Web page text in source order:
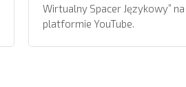
Wirtualny Spacer Językowy” na
platformie YouTube.